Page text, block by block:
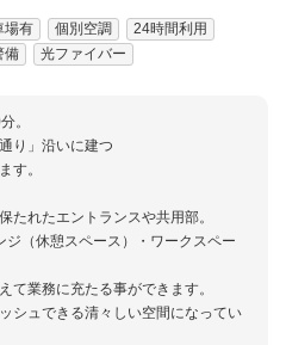
場有 個別空調
24時間利用
備 光ファイバー
。
り」沿いに建つ
す。
たれたエントランスや共用部。
（休憩スペース）・ワークスペー
て業務に充たる事ができます。
シュできる清々しい空間になってい